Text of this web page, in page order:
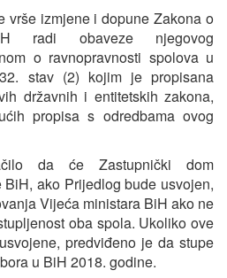
vrše izmjene i dopune Zakona o
radi obaveze njegovog
o ravnopravnosti spolova u
stav (2) kojim je propisana
državnih i entitetskih zakona,
propisa s odredbama ovog
da će Zastupnički dom
ako Prijedlog bude usvojen,
Vijeća ministara BiH ako ne
oba spola. Ukoliko ove
predviđeno je da stupe
u BiH 2018. godine.